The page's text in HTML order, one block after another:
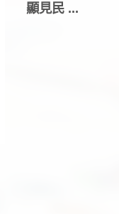
顯見民 ...